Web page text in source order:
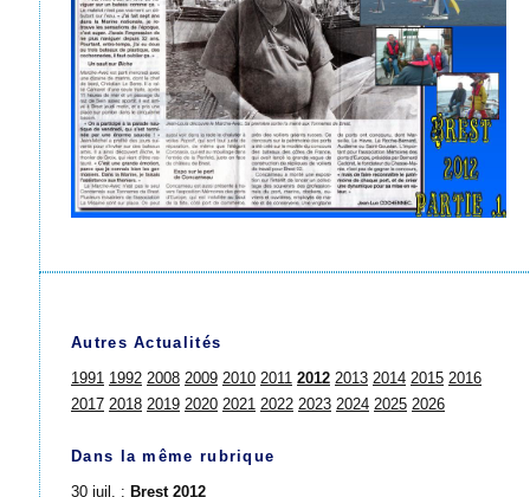
Autres Actualités
1991 1992 2008 2009 2010 2011 2012 2013 2014 2015 2016
2017 2018 2019 2020 2021 2022 2023 2024 2025 2026
Dans la même rubrique
30 juil. : Brest 2012